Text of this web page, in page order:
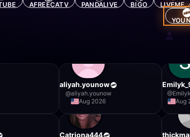
AFREECATV PANDALIVE BIGO LIVEME
aliyah.younow
@aliyah.younow
Aug 2026
@
Aug
Catriona444